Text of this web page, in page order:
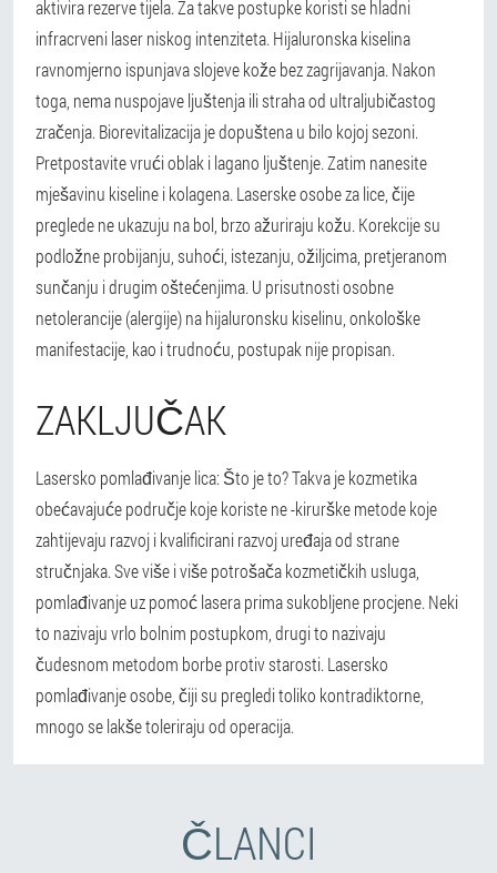
aktivira rezerve tijela.Za takve postupke koristi se hladni
infracrveni laser niskog intenziteta. Hijaluronska kiselina
ravnomjerno ispunjava slojeve kože bez zagrijavanja. Nakon
toga, nema nuspojave ljuštenja ili straha od ultraljubičastog
zračenja. Biorevitalizacija je dopuštena u bilo kojoj sezoni.
Pretpostavite vrući oblak i lagano ljuštenje. Zatim nanesite
mješavinu kiseline i kolagena. Laserske osobe za lice, čije
preglede ne ukazuju na bol, brzo ažuriraju kožu. Korekcije su
podložne probijanju, suhoći, istezanju, ožiljcima, pretjeranom
sunčanju i drugim oštećenjima. U prisutnosti osobne
netolerancije (alergije) na hijaluronsku kiselinu, onkološke
manifestacije, kao i trudnoću, postupak nije propisan.
ZAKLJUČAK
Lasersko pomlađivanje lica: Što je to? Takva je kozmetika
obećavajuće područje koje koriste ne -kirurške metode koje
zahtijevaju razvoj i kvalificirani razvoj uređaja od strane
stručnjaka. Sve više i više potrošača kozmetičkih usluga,
pomlađivanje uz pomoć lasera prima sukobljene procjene. Neki
to nazivaju vrlo bolnim postupkom, drugi to nazivaju
čudesnom metodom borbe protiv starosti. Lasersko
pomlađivanje osobe, čiji su pregledi toliko kontradiktorne,
mnogo se lakše toleriraju od operacija.
ČLANCI